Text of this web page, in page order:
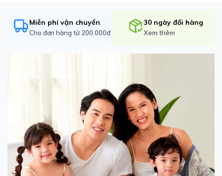
Miễn phí vận chuyển
Cho đơn hàng từ 200.000đ
30 ngày đổi hàng
Xem thêm